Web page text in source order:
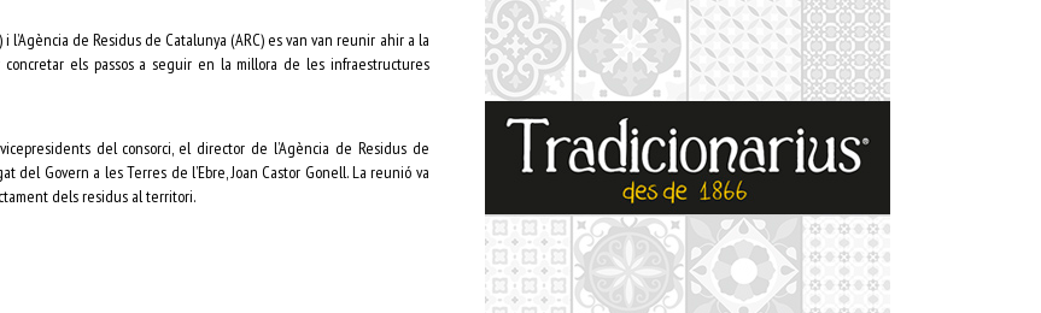
l’Agència de Residus de Catalunya (ARC) es van van reunir ahir a la
els passos a seguir en la millora de les infraestructures
del consorci, el director de l’Agència de Residus de
del Govern a les Terres de l’Ebre, Joan Castor Gonell. La reunió va
dels residus al territori.